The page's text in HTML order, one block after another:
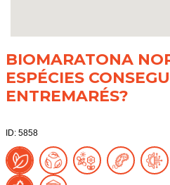
BIOMARATONA
ESPÉCIES
ENTREMARÉS?
ID: 5858